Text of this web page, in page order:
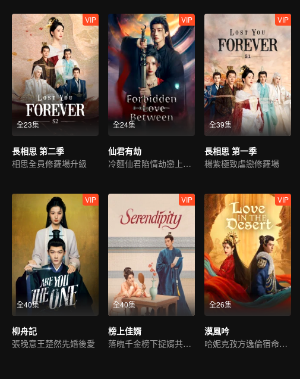
全23集
VIP
長相思 第二季
相思全員修羅場升級
全24集
VIP
仙君有劫
冷麵仙君陷情劫戀上魔女
全39集
VIP
長相思 第一季
楊紫極致虐戀修羅場
全40集
VIP
柳舟記
張晚意王楚然先婚後愛
全40集
VIP
榜上佳婿
落魄千金榜下捉婿共翻案
全26集
VIP
漠風吟
哈妮克孜方逸倫宿命虐戀